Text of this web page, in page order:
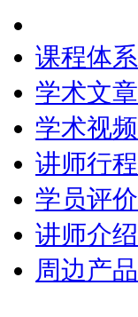
课程体系
学术文章
学术视频
讲师行程
学员评价
讲师介绍
周边产品